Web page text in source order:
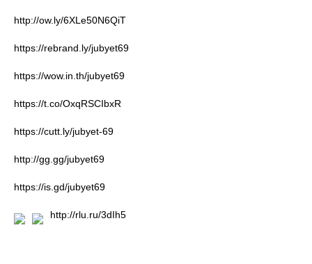
http://ow.ly/6XLe50N6QiT
https://rebrand.ly/jubyet69
https://wow.in.th/jubyet69
https://t.co/OxqRSCIbxR
https://cutt.ly/jubyet-69
http://gg.gg/jubyet69
https://is.gd/jubyet69
http://rlu.ru/3dIh5